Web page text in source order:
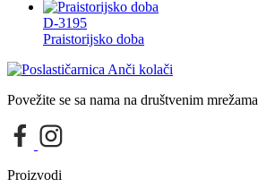
D-3195
Praistorijsko doba
Povežite se sa nama na društvenim mrežama
Proizvodi